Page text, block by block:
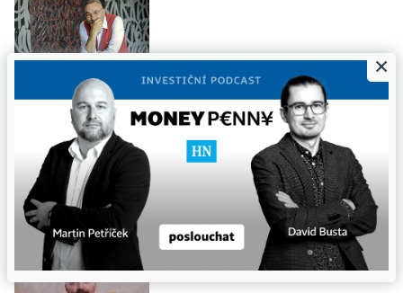
ROZHOVOR
Po prodeji fabriky klient půl roku
nevylezl z županu. Bohatstvím si kupujete čas.
Pak ale řešíte, co s ním, říká šéf J&T Investiční
společnosti Martinec
15 minut čtení
×